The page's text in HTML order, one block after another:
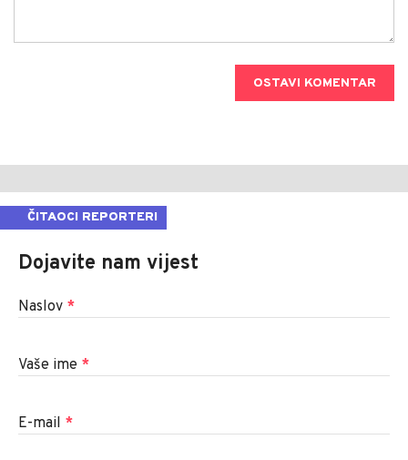
OSTAVI KOMENTAR
ČITAOCI REPORTERI
Dojavite nam vijest
Naslov *
Vaše ime *
E-mail *